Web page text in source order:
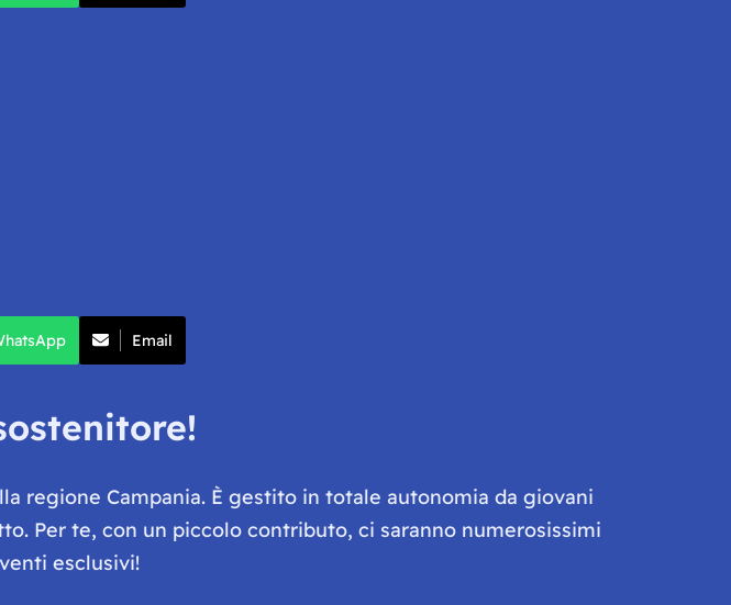
Email
regione Campania. È gestito in totale autonomia da giovani
Per te, con un piccolo contributo, ci saranno numerosissimi
esclusivi!